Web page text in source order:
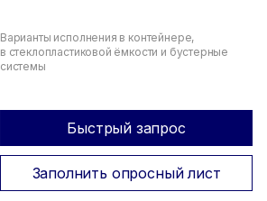
Варианты исполнения в контейнере,
в стеклопластиковой ёмкости и бустерные
системы
Быстрый запрос
Заполнить опросный лист